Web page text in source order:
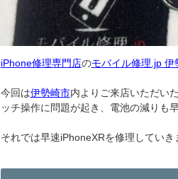
iPhone修理専門店のモバイル修理.jp 伊
今回は伊勢崎市内よりご来店いただい
ッチ操作に問題が起き、電池の減りも
それでは早速iPhoneXRを修理していき